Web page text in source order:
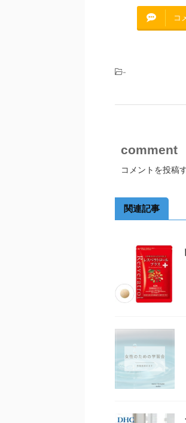
コ
-
comment
コメントを投稿
関連記事